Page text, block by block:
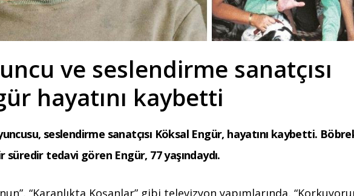
ve seslendirme sanatçısı
hayatını kaybetti
seslendirme sanatçısı Köksal Engür, hayatını kaybetti.
tedavi gören Engür, 77 yaşındaydı.
“Karanlıkta Koşanlar” gibi televizyon yapımlarında,